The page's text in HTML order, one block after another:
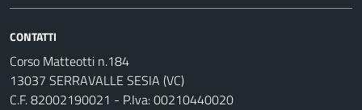
CONTATTI
Corso Matteotti n.184
13037 SERRAVALLE SESIA (VC)
C.F. 82002190021 - P.Iva: 00210440020